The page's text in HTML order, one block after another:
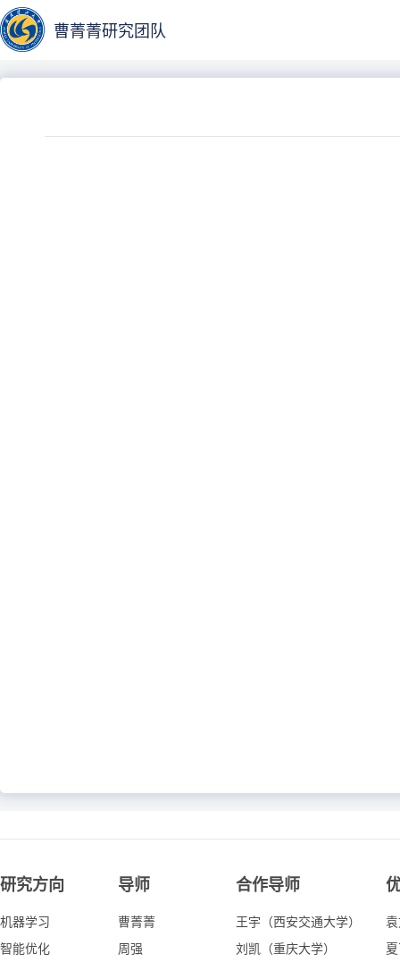
曹菁菁研究团队
研究方向
机器学习
智能优化
导师
曹菁菁
周强
合作导师
王宇（西安交通大学）
刘凯（重庆大学）